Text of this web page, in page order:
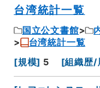
台湾統計一覧
国立公文書館
台湾統計一覧
[規模] 5 [組織歴/